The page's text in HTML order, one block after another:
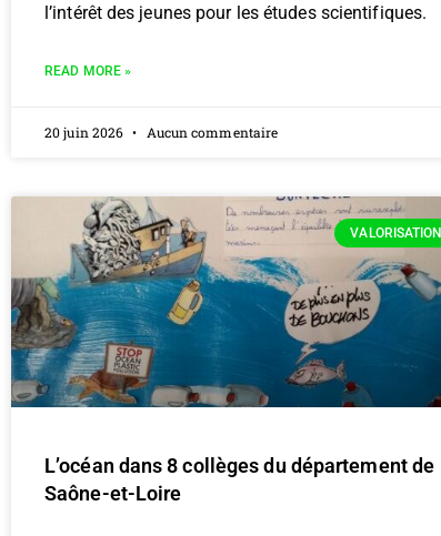
l’intérêt des jeunes pour les études scientifiques.
READ MORE »
20 juin 2026 Aucun commentaire
VALORISATION
L’océan dans 8 collèges du département de
Saône-et-Loire